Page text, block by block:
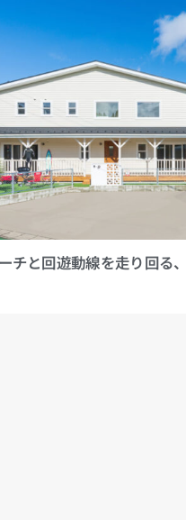
チと回遊動線を走り回る